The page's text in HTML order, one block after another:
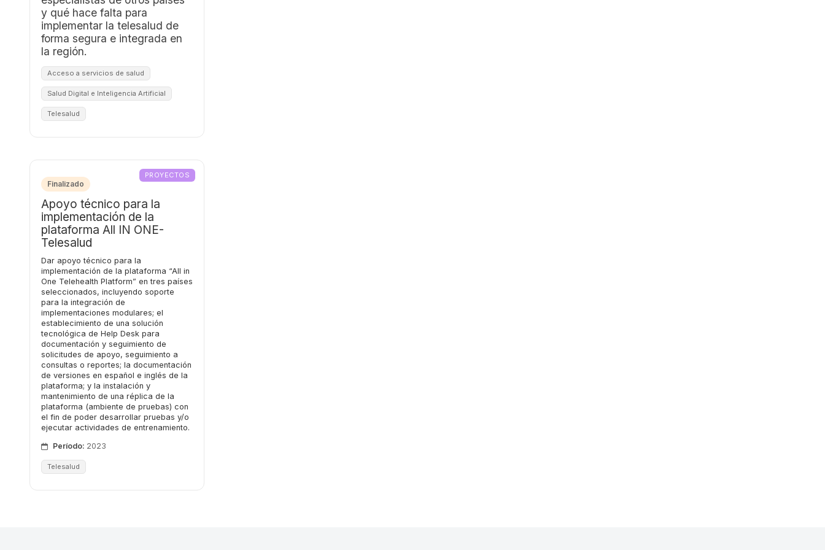
y qué hace falta para
implementar la telesalud de
forma segura e integrada en
la región.
Acceso a servicios de salud
Salud Digital e Inteligencia Artificial
Telesalud
PROYECTOS
Finalizado
Apoyo técnico para la
implementación de la
plataforma All IN ONE-
Telesalud
Dar apoyo técnico para la
implementación de la plataforma “All in
One Telehealth Platform” en tres países
seleccionados, incluyendo soporte
para la integración de
implementaciones modulares; el
establecimiento de una solución
tecnológica de Help Desk para
documentación y seguimiento de
solicitudes de apoyo, seguimiento a
consultas o reportes; la documentación
de versiones en español e inglés de la
plataforma; y la instalación y
mantenimiento de una réplica de la
plataforma (ambiente de pruebas) con
el fin de poder desarrollar pruebas y/o
ejecutar actividades de entrenamiento.
Período: 2023
Telesalud